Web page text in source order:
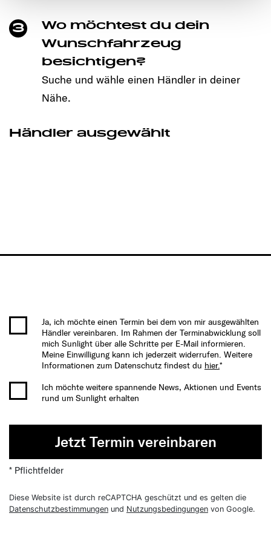
Ermöglichung der Seitennavigation erforderlich sind.
3
Wo möchtest du dein
Wunschfahrzeug
besichtigen?
Suche und wähle einen Händler in deiner
Nähe.
Händler ausgewählt
Ja, ich möchte einen Termin bei dem von mir ausgewählten
Händler vereinbaren. Im Rahmen der Terminabwicklung soll
mich Sunlight über alle Schritte per E-Mail informieren.
Meine Einwilligung kann ich jederzeit widerrufen. Weitere
Informationen zum Datenschutz findest du hier.*
Ich möchte weitere spannende News, Aktionen und Events
rund um Sunlight erhalten
Jetzt Termin vereinbaren
* Pflichtfelder
Diese Website ist durch reCAPTCHA geschützt und es gelten die
Datenschutzbestimmungen und Nutzungsbedingungen von Google.